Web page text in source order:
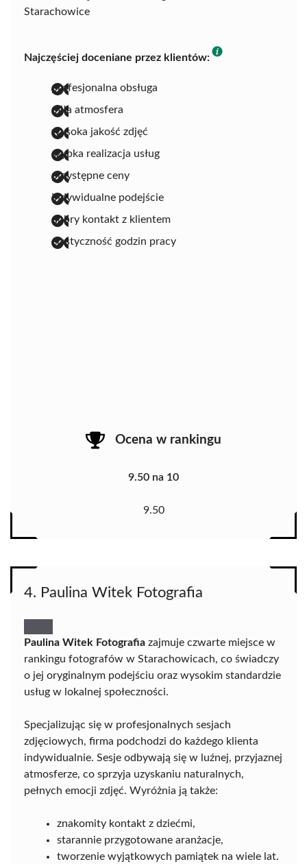
Starachowice
Najczęściej doceniane przez klientów:
profesjonalna obsługa
miła atmosfera
wysoka jakość zdjęć
szybka realizacja usług
przystępne ceny
indywidualne podejście
dobry kontakt z klientem
elastyczność godzin pracy
Ocena w rankingu
9.50 na 10
9.50
4. Paulina Witek Fotografia
Paulina Witek Fotografia zajmuje czwarte miejsce w
rankingu fotografów w Starachowicach, co świadczy
o jej oryginalnym podejściu oraz wysokim standardzie
usług w lokalnej społeczności.
Specjalizując się w profesjonalnych sesjach
zdjęciowych, firma podchodzi do każdego klienta
indywidualnie. Sesje odbywają się w luźnej, przyjaznej
atmosferze, co sprzyja uzyskaniu naturalnych,
pełnych emocji zdjęć. Wyróżnia ją także:
znakomity kontakt z dziećmi,
starannie przygotowane aranżacje,
tworzenie wyjątkowych pamiątek na wiele lat.